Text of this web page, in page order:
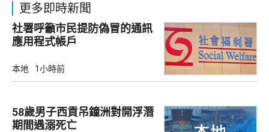
更多即時新聞
社署呼籲市民提防偽冒的通訊
應用程式帳戶
本地 1小時前
58歲男子西貢吊鐘洲對開浮潛
期間遇溺死亡